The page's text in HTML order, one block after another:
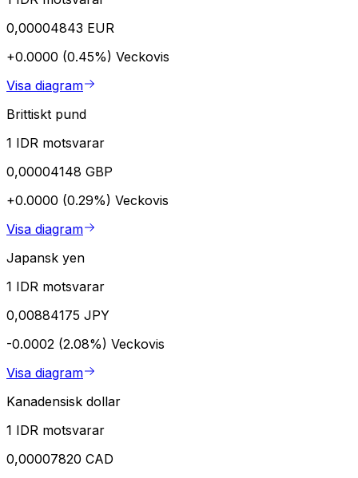
0,00004843 EUR
+0.0000 (0.45%) Veckovis
Visa diagram
Brittiskt pund
1 IDR motsvarar
0,00004148 GBP
+0.0000 (0.29%) Veckovis
Visa diagram
Japansk yen
1 IDR motsvarar
0,00884175 JPY
-0.0002 (2.08%) Veckovis
Visa diagram
Kanadensisk dollar
1 IDR motsvarar
0,00007820 CAD